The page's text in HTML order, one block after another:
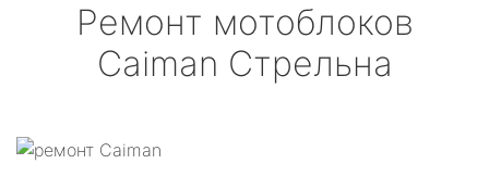
Ремонт мотоблоков
Caiman Стрельна